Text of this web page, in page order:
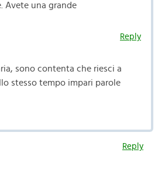
Avete una grande
Reply
sono contenta che riesci a
stesso tempo impari parole
Reply